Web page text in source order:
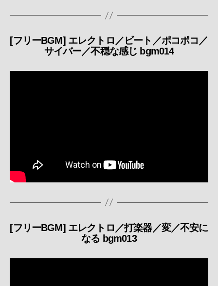
カ
テ
リ
[フリーBGM] エレクトロ／ビート／ポコポコ／
サイバー／不穏な感じ bgm014
カ
テ
リ
[フリーBGM] エレクトロ／打楽器／変／不安に
なる bgm013